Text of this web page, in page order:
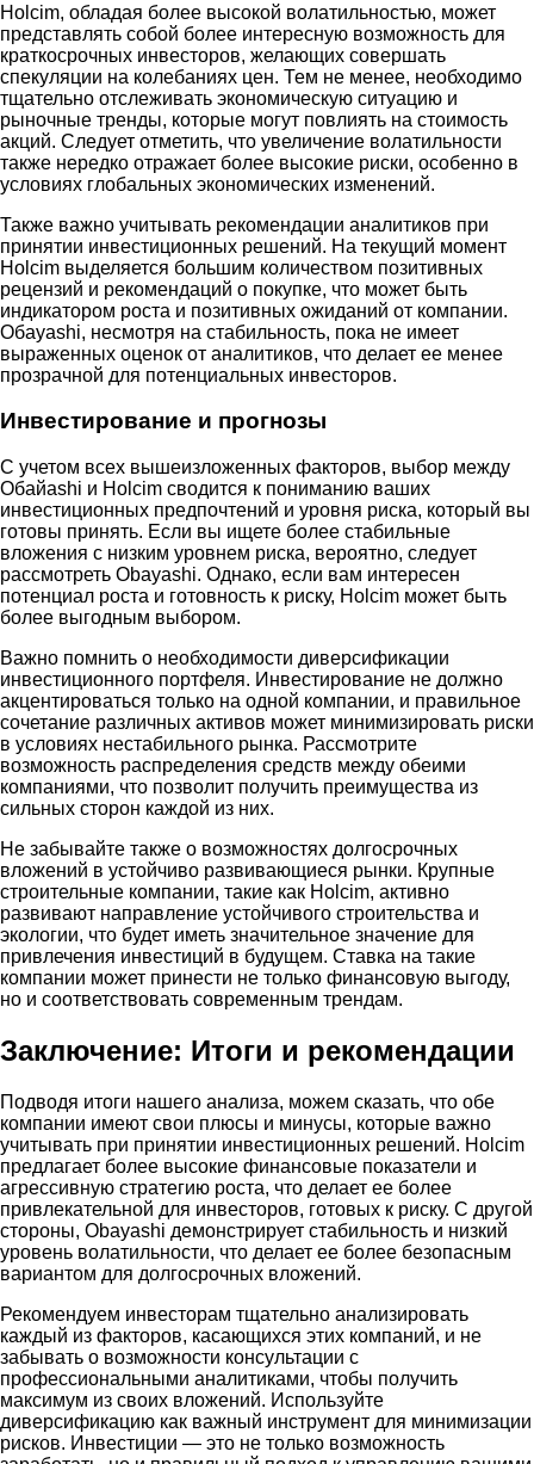
Holcim, обладая более высокой волатильностью, может
представлять собой более интересную возможность для
краткосрочных инвесторов, желающих совершать
спекуляции на колебаниях цен. Тем не менее, необходимо
тщательно отслеживать экономическую ситуацию и
рыночные тренды, которые могут повлиять на стоимость
акций. Следует отметить, что увеличение волатильности
также нередко отражает более высокие риски, особенно в
условиях глобальных экономических изменений.
Также важно учитывать рекомендации аналитиков при
принятии инвестиционных решений. На текущий момент
Holcim выделяется большим количеством позитивных
рецензий и рекомендаций о покупке, что может быть
индикатором роста и позитивных ожиданий от компании.
Обayashi, несмотря на стабильность, пока не имеет
выраженных оценок от аналитиков, что делает ее менее
прозрачной для потенциальных инвесторов.
Инвестирование и прогнозы
С учетом всех вышеизложенных факторов, выбор между
Обайashi и Holcim сводится к пониманию ваших
инвестиционных предпочтений и уровня риска, который вы
готовы принять. Если вы ищете более стабильные
вложения с низким уровнем риска, вероятно, следует
рассмотреть Obayashi. Однако, если вам интересен
потенциал роста и готовность к риску, Holcim может быть
более выгодным выбором.
Важно помнить о необходимости диверсификации
инвестиционного портфеля. Инвестирование не должно
акцентироваться только на одной компании, и правильное
сочетание различных активов может минимизировать риски
в условиях нестабильного рынка. Рассмотрите
возможность распределения средств между обеими
компаниями, что позволит получить преимущества из
сильных сторон каждой из них.
Не забывайте также о возможностях долгосрочных
вложений в устойчиво развивающиеся рынки. Крупные
строительные компании, такие как Holcim, активно
развивают направление устойчивого строительства и
экологии, что будет иметь значительное значение для
привлечения инвестиций в будущем. Ставка на такие
компании может принести не только финансовую выгоду,
но и соответствовать современным трендам.
Заключение: Итоги и рекомендации
Подводя итоги нашего анализа, можем сказать, что обе
компании имеют свои плюсы и минусы, которые важно
учитывать при принятии инвестиционных решений. Holcim
предлагает более высокие финансовые показатели и
агрессивную стратегию роста, что делает ее более
привлекательной для инвесторов, готовых к риску. С другой
стороны, Obayashi демонстрирует стабильность и низкий
уровень волатильности, что делает ее более безопасным
вариантом для долгосрочных вложений.
Рекомендуем инвесторам тщательно анализировать
каждый из факторов, касающихся этих компаний, и не
забывать о возможности консультации с
профессиональными аналитиками, чтобы получить
максимум из своих вложений. Используйте
диверсификацию как важный инструмент для минимизации
рисков. Инвестиции — это не только возможность